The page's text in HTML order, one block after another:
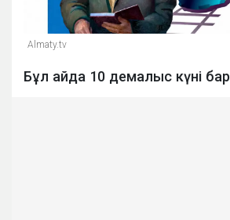
Almaty.tv
Бұл айда 10 демалыс күні бар